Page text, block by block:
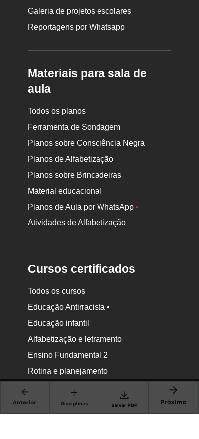
Galeria de projetos escolares
Reportagens por Whatsapp
Materiais para sala de
aula
Todos os planos
Ferramenta de Sondagem
Planos sobre Consciência Negra
Planos de Alfabetização
Planos sobre Brincadeiras
Material educacional
Planos de Aula por WhatsApp •
Atividades de Alfabetização
Cursos certificados
Todos os cursos
Educação Antirracista •
Educação infantil
Alfabetização e letramento
Ensino Fundamental 2
Rotina e planejamento
Cursos longos